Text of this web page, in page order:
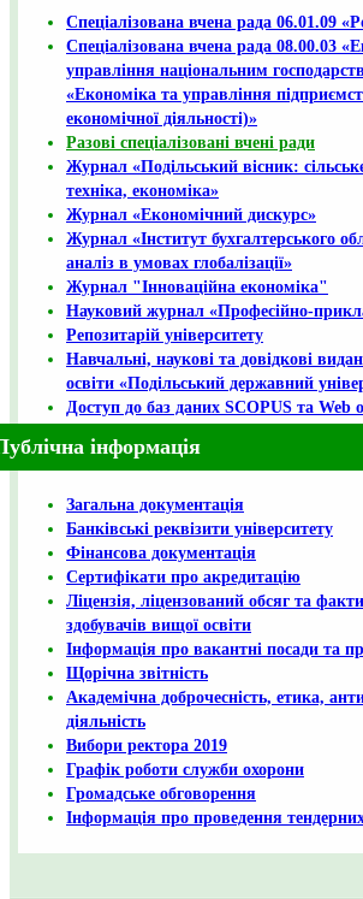
Спеціалізована вчена рада 06.01.09
Спеціалізована вчена рада 08.00.03
управління національним
«Економіка та управління
економічної діяльності)»
Разові спеціалізовані вчені ради
Журнал «Подільський вісник:
техніка, економіка»
Журнал «Економічний дискурс»
Журнал «Інститут бухгалтерського
аналіз в умовах глобалізації»
Журнал "Інноваційна економіка"
Науковий журнал «Професійно-
Репозитарій університету
Навчальні, наукові та довідкові
освіти «Подільський державний
Доступ до баз даних SCOPUS та Web
інформація
Загальна документація
Банківські реквізити університету
Фінансова документація
Сертифікати про акредитацію
Ліцензія, ліцензований обсяг та
здобувачів вищої освіти
Інформація про вакантні посади та
Щорічна звітність
Академічна доброчесність, етика,
діяльність
Вибори ректора 2019
Графік роботи служби охорони
Громадське обговорення
Інформація про проведення